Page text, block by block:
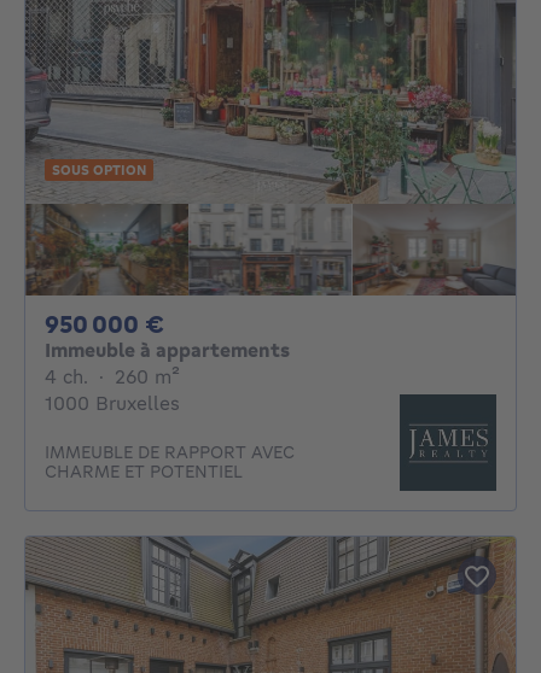
SOUS OPTION
950 000 €
Immeuble à appartements
4 ch. 4 chambres
· 260 m²
1000 Bruxelles
IMMEUBLE DE RAPPORT AVEC
CHARME ET POTENTIEL